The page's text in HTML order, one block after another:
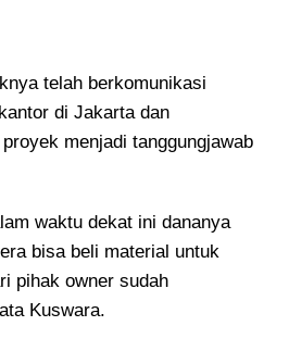
telah berkomunikasi
di Jakarta dan
menjadi tanggungjawab
waktu dekat ini dananya
bisa beli material untuk
pihak owner sudah
Kuswara.